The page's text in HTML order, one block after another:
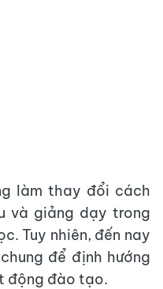
làm thay đổi cách
và giảng dạy trong
Tuy nhiên, đến nay
để định hướng
động đào tạo.